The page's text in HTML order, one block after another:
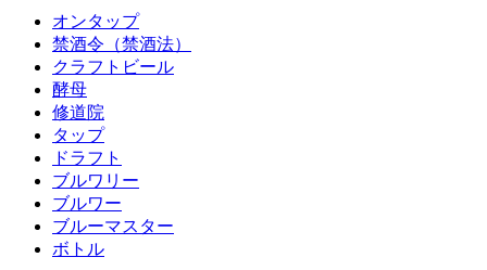
オンタップ
禁酒令（禁酒法）
クラフトビール
酵母
修道院
タップ
ドラフト
ブルワリー
ブルワー
ブルーマスター
ボトル